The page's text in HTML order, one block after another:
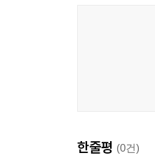
한줄평 (0건)